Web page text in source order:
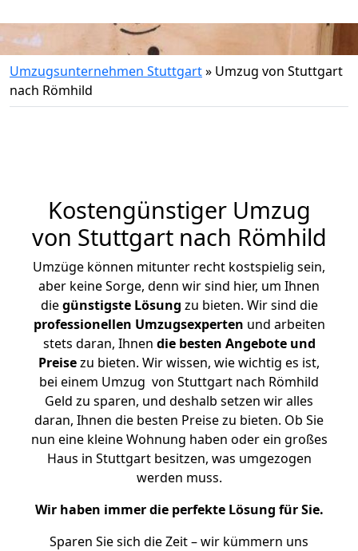
Umzugsunternehmen Stuttgart» Umzug von Stuttgart
nach Römhild
Kostengünstiger Umzug
von Stuttgart nach Römhild
Umzüge können mitunter recht kostspielig sein,
aber keine Sorge, denn wir sind hier, um Ihnen
diegünstigste Lösung zu bieten. Wir sind die
professionellen Umzugsexperten und arbeiten
stets daran, Ihnen die besten Angebote und
Preisezu bieten. Wir wissen, wie wichtig es ist,
bei einem Umzug von Stuttgart nach Römhild
Geld zu sparen, und deshalb setzen wir alles
daran, Ihnen die besten Preise zu bieten. Ob Sie
nun eine kleine Wohnung haben oder ein großes
Haus in Stuttgart besitzen, was umgezogen
werden muss.
Wir haben immer die perfekte Lösung für Sie.
Sparen Sie sich die Zeit – wir kümmern uns